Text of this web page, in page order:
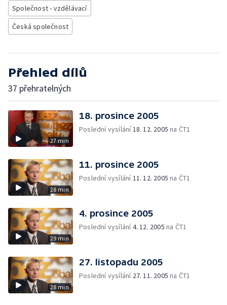
Společnost - vzdělávací
Česká společnost
Přehled dílů
37 přehratelných
27 min
18. prosince 2005
Poslední vysílání18. 12. 2005 na ČT1
28 min
11. prosince 2005
Poslední vysílání11. 12. 2005 na ČT1
29 min
4. prosince 2005
Poslední vysílání4. 12. 2005 na ČT1
28 min
27. listopadu 2005
Poslední vysílání 27. 11. 2005 na ČT1